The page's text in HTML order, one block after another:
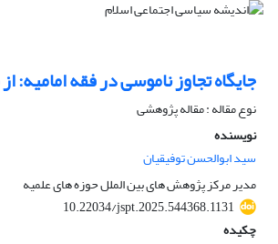
جایگاه تجاوز ناموسی در فقه امامیه:
نوع مقاله : مقاله پژوهشی
نویسنده
سید ابوالحسن توفیقیان
مدیر مرکز پژوهش های بین الملل حوزه های علمیه
10.22034/jspt.2025.544368.1131
چکیده